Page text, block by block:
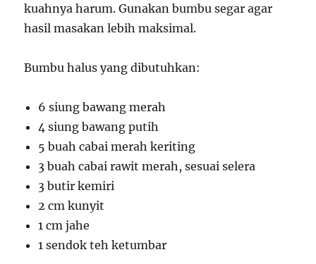
kuahnya harum. Gunakan bumbu segar agar
hasil masakan lebih maksimal.
Bumbu halus yang dibutuhkan:
6 siung bawang merah
4 siung bawang putih
5 buah cabai merah keriting
3 buah cabai rawit merah, sesuai selera
3 butir kemiri
2 cm kunyit
1 cm jahe
1 sendok teh ketumbar